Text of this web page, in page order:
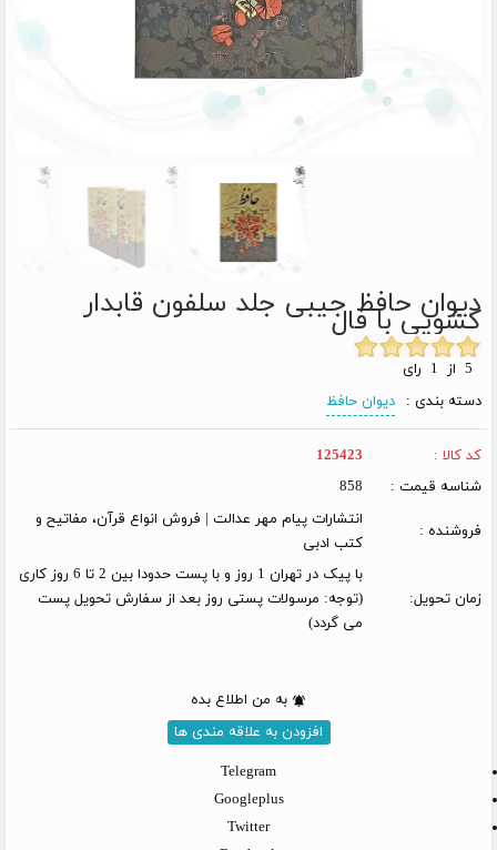
دیوان حافظ جیبی جلد سلفون قابدار
کشویی با فال
دسته بندی :
دیوان حافظ
کد کالا :
125423
شناسه قیمت :
858
فروشنده :
انتشارات پیام مهر عدالت | فروش انواع قرآن، مفاتیح و
کتب ادبی
زمان تحویل:
با پیک در تهران 1 روز و با پست حدودا بین 2 تا 6 روز کاری
(توجه: مرسولات پستی روز بعد از سفارش تحویل پست
می گردد)
به من اطلاع بده
افزودن به علاقه مندی ها
Telegram
Googleplus
Twitter